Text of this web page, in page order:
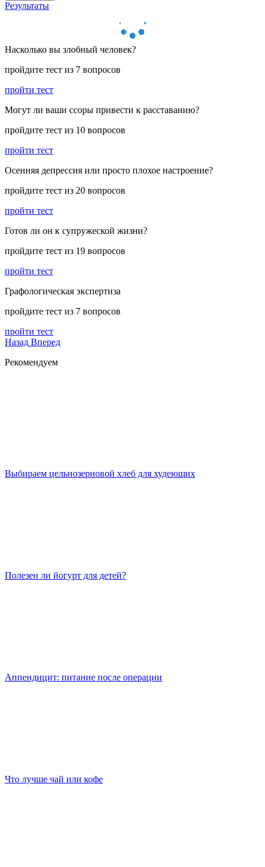
Результаты
Насколько вы злобный человек?
пройдите тест из 7 вопросов
пройти тест
Могут ли ваши ссоры привести к расставанию?
пройдите тест из 10 вопросов
пройти тест
Осенняя депрессия или просто плохое настроение?
пройдите тест из 20 вопросов
пройти тест
Готов ли он к супружеской жизни?
пройдите тест из 19 вопросов
пройти тест
Графологическая экспертиза
пройдите тест из 7 вопросов
пройти тест
Назад Вперед
Рекомендуем
Выбираем цельнозерновой хлеб для худеющих
Полезен ли йогурт для детей?
Аппендицит: питание после операции
Что лучше чай или кофе